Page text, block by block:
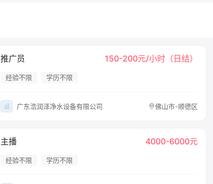
推广员 150-200元/小时（日结）
经验不限 学历不限
广东浩润泽净水设备有限公司 佛山市-顺德区
主播 4000-6000元
经验不限 学历不限